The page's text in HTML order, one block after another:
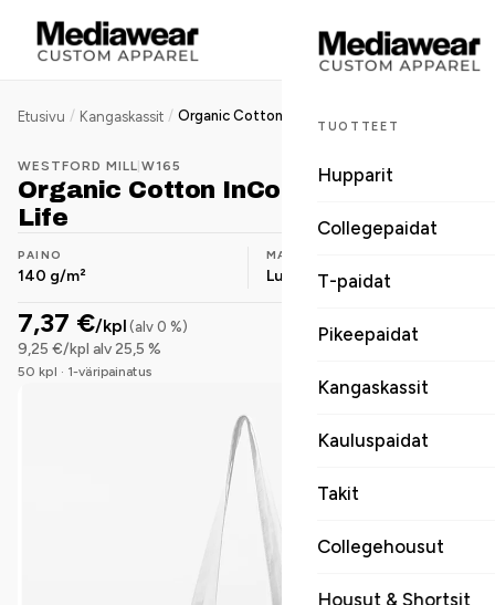
TUOTTEET
Hupparit
Collegepaidat
T-paidat
Pikeepaidat
Kangaskassit
Kauluspaidat
Takit
Collegehousut
Housut & Shortsit
Etusivu / Kangaskassit / Organic Cotton InCo. Maxi Bag for Life
WESTFORD MILL |W165
Organic Cotton InCo. Maxi Bag for
Life
PAINO
140 g/m²
MATERIAALI
Luomupuuvilla
7,37 €/kpl (alv 0 %)
9,25 €/kpl alv 25,5 %
50 kpl · 1-väripainatus